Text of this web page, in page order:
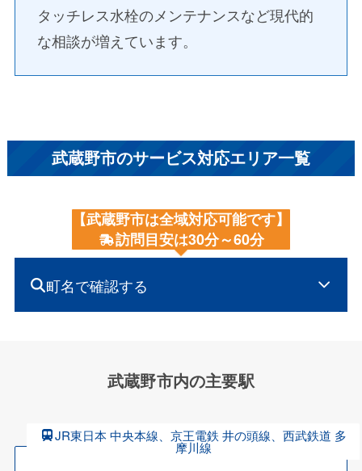
タッチレス水栓のメンテナンスなど現代的
な相談が増えています。
武蔵野市のサービス対応エリア一覧
【武蔵野市は全域対応可能です】
訪問目安は30分～60分
町名で確認する
武蔵野市内の主要駅
JR東日本 中央本線、京王電鉄 井の頭線、西武鉄道 多
摩川線